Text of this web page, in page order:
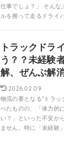
仕事でしょ？」 そんな
ルを握って走るドライ
トラックドラ
う？？未経験
解、ぜんぶ解
2026.02.09
物流の要となる“トラッ
べたものの、「体力的
い？」といった不安か
ません。特に「未経験